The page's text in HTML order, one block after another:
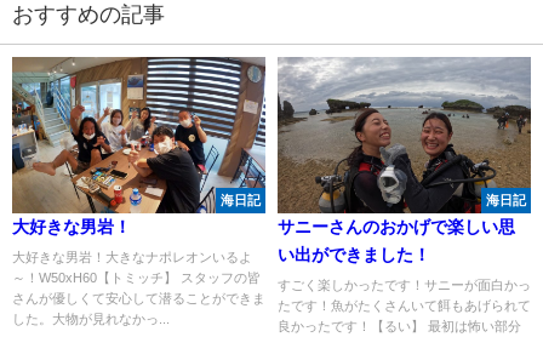
おすすめの記事
海日記
大好きな男岩！
大好きな男岩！大きなナポレオンいるよ
～！W50xH60【トミッチ】 スタッフの皆
さんが優しくて安心して潜ることができま
した。大物が見れなかっ...
海日記
サニーさんのおかげで楽しい思
い出ができました！
すごく楽しかったです！サニーが面白かっ
たです！魚がたくさんいて餌もあげられて
良かったです！【るい】 最初は怖い部分